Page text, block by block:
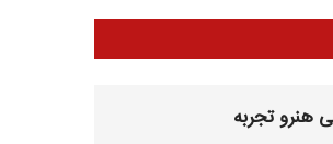
هنرو تجربه